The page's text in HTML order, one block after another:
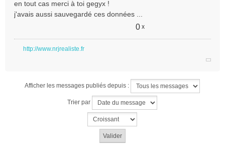
en tout cas merci à toi gegyx !
j'avais aussi sauvegardé ces données ...
0 x
http://www.nrjrealiste.fr
Afficher les messages publiés depuis :
Trier par